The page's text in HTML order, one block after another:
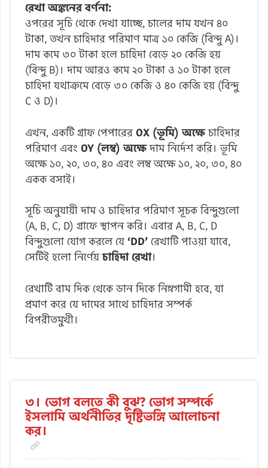
রেখা অঙ্কনের বর্ণনা:
ওপরের সূচি থেকে দেখা যাচ্ছে, চালের দাম যখন ৪০
টাকা, তখন চাহিদার পরিমাণ মাত্র ১০ কেজি (বিন্দু A)।
দাম কমে ৩০ টাকা হলে চাহিদা বেড়ে ২০ কেজি হয়
(বিন্দু B)। দাম আরও কমে ২০ টাকা ও ১০ টাকা হলে
চাহিদা যথাক্রমে বেড়ে ৩০ কেজি ও ৪০ কেজি হয় (বিন্দু
C ও D)।
এখন, একটি গ্রাফ পেপারের OX (ভূমি) অক্ষেচাহিদার
পরিমাণ এবং OY (লম্ব) অক্ষেদাম নির্দেশ করি। ভূমি
অক্ষে ১০, ২০, ৩০, ৪০ এবং লম্ব অক্ষে ১০, ২০, ৩০, ৪০
একক বসাই।
সূচি অনুযায়ী দাম ও চাহিদার পরিমাণ সূচক বিন্দুগুলো
(A, B, C, D) গ্রাফে স্থাপন করি। এবার A, B, C, D
বিন্দুগুলো যোগ করলে যে‘DD’ রেখাটি পাওয়া যাবে,
সেটিই হলো নির্ণেয়চাহিদা রেখা।
রেখাটি বাম দিক থেকে ডান দিকে নিম্নগামী হবে, যা
প্রমাণ করে যে দামের সাথে চাহিদার সম্পর্ক
বিপরীতমুখী।
৩। ভোগ বলতে কী বুঝ? ভোগ সম্পর্কে
ইসলামি অর্থনীতির দৃষ্টিভঙ্গি আলোচনা
কর।